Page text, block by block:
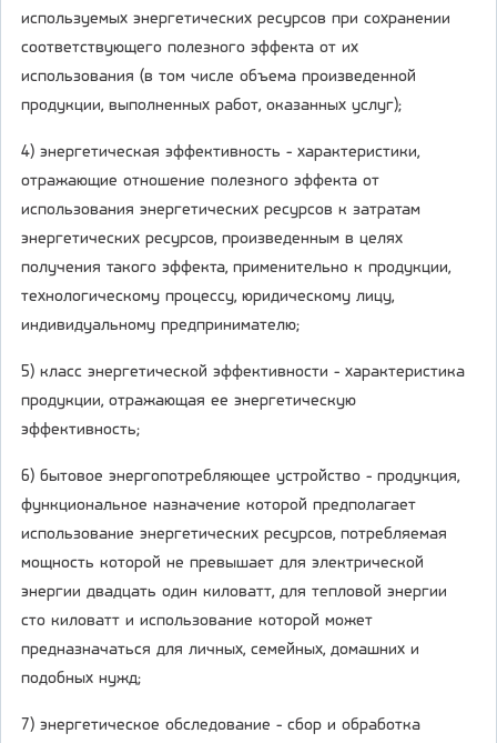
используемых энергетических ресурсов при сохранении
соответствующего полезного эффекта от их
использования (в том числе объема произведенной
продукции, выполненных работ, оказанных услуг);
4) энергетическая эффективность - характеристики,
отражающие отношение полезного эффекта от
использования энергетических ресурсов к затратам
энергетических ресурсов, произведенным в целях
получения такого эффекта, применительно к продукции,
технологическому процессу, юридическому лицу,
индивидуальному предпринимателю;
5) класс энергетической эффективности - характеристика
продукции, отражающая ее энергетическую
эффективность;
6) бытовое энергопотребляющее устройство - продукция,
функциональное назначение которой предполагает
использование энергетических ресурсов, потребляемая
мощность которой не превышает для электрической
энергии двадцать один киловатт, для тепловой энергии
сто киловатт и использование которой может
предназначаться для личных, семейных, домашних и
подобных нужд;
7) энергетическое обследование - сбор и обработка